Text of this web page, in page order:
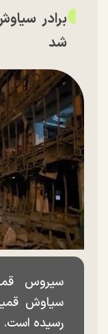
برادر
شد
سیروس
سیاوش
رسیده است.